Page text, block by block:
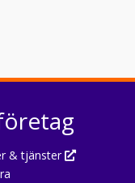
& tjänster